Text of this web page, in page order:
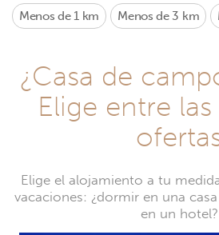
Menos de 1 km Menos de 3 km
¿Casa de
Elige entre
Elige el alojamiento a tu
vacaciones: ¿dormir en una
en un hotel?